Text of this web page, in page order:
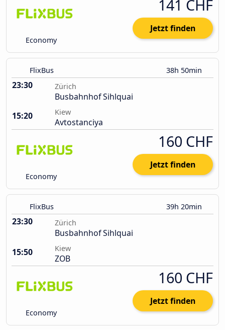
Economy
141 CHF
Jetzt finden
FlixBus 38h 50min
23:30 Zürich
Busbahnhof Sihlquai
15:20
Kiew
Avtostanciya
Economy
160 CHF
Jetzt finden
FlixBus 39h 20min
23:30 Zürich
Busbahnhof Sihlquai
15:50
Kiew
ZOB
Economy
160 CHF
Jetzt finden